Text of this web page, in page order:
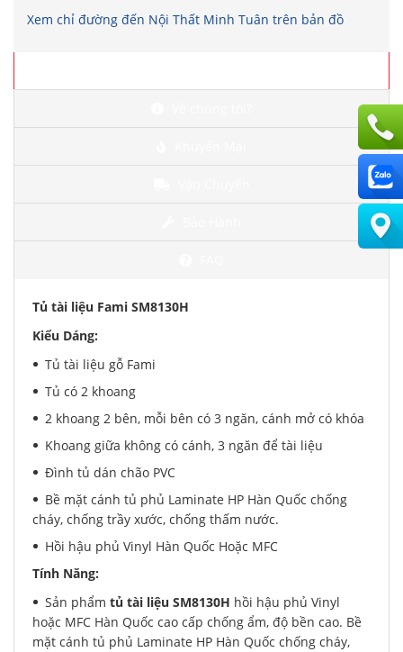
Xem chỉ đường đến Nội Thất Minh Tuân trên bản đồ
Tủ tài liệu Fami SM8130H
Kiểu Dáng:
Tủ tài liệu gỗ Fami
Tủ có 2 khoang
2 khoang 2 bên, mỗi bên có 3 ngăn, cánh mở có khóa
Khoang giữa không có cánh, 3 ngăn để tài liệu
Đình tủ dán chão PVC
Bề mặt cánh tủ phủ Laminate HP Hàn Quốc chống
cháy, chống trầy xước, chống thấm nước.
Hồi hậu phủ Vinyl Hàn Quốc Hoặc MFC
Tính Năng:
Sản phẩm tủ tài liệu SM8130H hồi hậu phủ Vinyl
hoặc MFC Hàn Quốc cao cấp chống ẩm, độ bền cao. Bề
mặt cánh tủ phủ Laminate HP Hàn Quốc chống cháy,